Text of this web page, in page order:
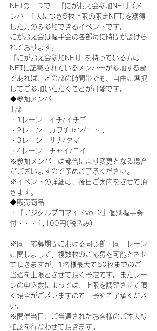
NFTの一つで、『にがおえ会参加NFT』(メ
ンバー1人につき5枚上限の限定NFT)を獲得
した方のみ参加できるイベントです。
にがおえ会は握手会の各部毎に時間が設けら
れております。
『にがおえ会参加NFT』を持っている方は、
NFTに記載されているメンバーが参加する部
であれば、どの部の時間帯でも、自由に選択
してご参加いただくことが可能です。
◆参加メンバー
1部
・1レーン　イチ/イチゴ
・2レーン　カワチャン/コトリ
・3レーン　サナ/タマ
・4レーン　チャイ/ニイ
※参加メンバーは都合により変更となる場合
がございますので予めご了承ください。
※イベントの詳細は、後日ご案内をさせて頂
きます。
◆販売商品
・『デジタルブロマイドvol.2』個別握手券
付・・・1,100円(税込み)
※同一応募期間における同じ部・同一レーン
に関しまして、複数枚のご応募を可能とさせ
て頂きますが、1名様最大で50枚までのご
当選を上限とさせて頂く予定です。またレー
ンの申込数によっては、上限を調整させて頂
く場合がございますので、予めご了承くださ
い。
※開催当日、ご当選されたお客様のご本人様
確認を行なわせて頂きます。